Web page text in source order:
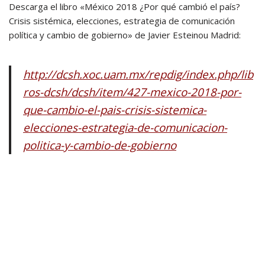
Descarga el libro «México 2018 ¿Por qué cambió el país?
Crisis sistémica, elecciones, estrategia de comunicación
política y cambio de gobierno» de Javier Esteinou Madrid:
http://dcsh.xoc.uam.mx/repdig/index.php/lib
ros-dcsh/dcsh/item/427-mexico-2018-por-
que-cambio-el-pais-crisis-sistemica-
elecciones-estrategia-de-comunicacion-
politica-y-cambio-de-gobierno